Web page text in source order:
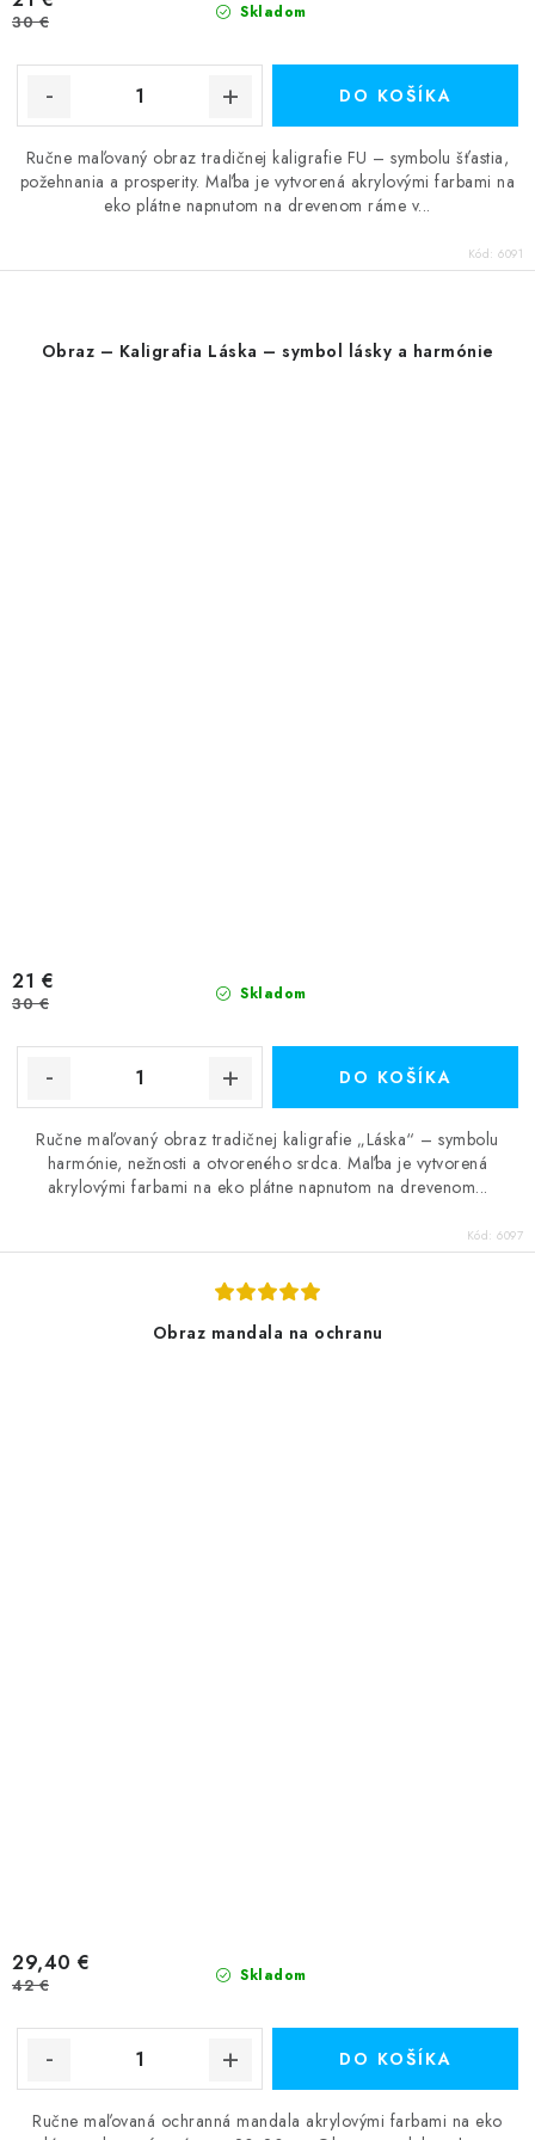
Skladom
30 €
DO KOŠÍKA
Ručne maľovaný obraz tradičnej kaligrafie FU – symbolu šťastia,
požehnania a prosperity. Maľba je vytvorená akrylovými farbami na
eko plátne napnutom na drevenom ráme v...
Kód: 6091
Obraz – Kaligrafia Láska – symbol lásky a harmónie
Skladom
21 €
30 €
DO KOŠÍKA
Ručne maľovaný obraz tradičnej kaligrafie „Láska“ – symbolu
harmónie, nežnosti a otvoreného srdca. Maľba je vytvorená
akrylovými farbami na eko plátne napnutom na drevenom...
Kód: 6097
Obraz mandala na ochranu
Skladom
29,40 €
42 €
DO KOŠÍKA
Ručne maľovaná ochranná mandala akrylovými farbami na eko